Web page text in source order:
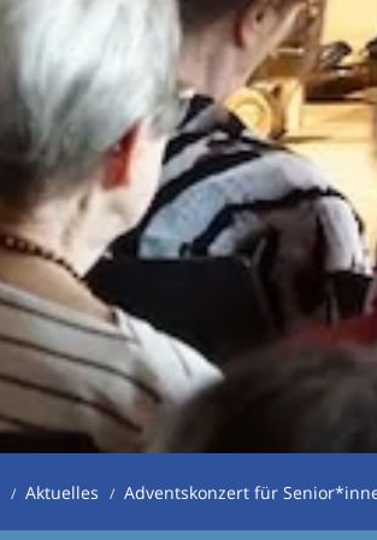
Aktuelles Adventskonzert für